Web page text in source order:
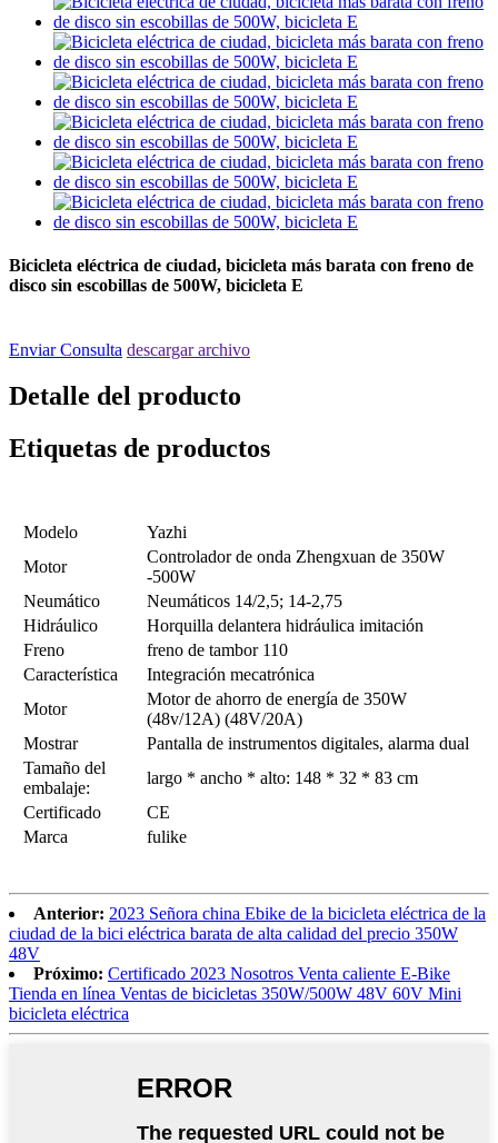
Bicicleta eléctrica de ciudad, bicicleta más barata con freno de
disco sin escobillas de 500W, bicicleta E
Enviar Consulta descargar archivo
Detalle del producto
Etiquetas de productos
Modelo
Yazhi
Motor
Controlador de onda Zhengxuan de 350W
-500W
Neumático
Neumáticos 14/2,5; 14-2,75
Hidráulico
Horquilla delantera hidráulica imitación
Freno
freno de tambor 110
Característica
Integración mecatrónica
Motor
Motor de ahorro de energía de 350W
(48v/12A) (48V/20A)
Mostrar
Pantalla de instrumentos digitales, alarma dual
Tamaño del
embalaje:
largo * ancho * alto: 148 * 32 * 83 cm
Certificado
CE
Marca
fulike
Anterior: 2023 Señora china Ebike de la bicicleta eléctrica de la
ciudad de la bici eléctrica barata de alta calidad del precio 350W
48V
Próximo: Certificado 2023 Nosotros Venta caliente E-Bike
Tienda en línea Ventas de bicicletas 350W/500W 48V 60V Mini
bicicleta eléctrica